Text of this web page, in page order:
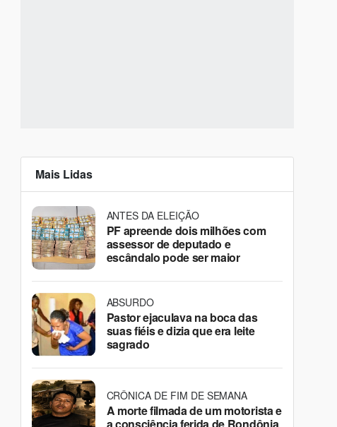
Mais Lidas
ANTES DA ELEIÇÃO
PF apreende dois milhões com
assessor de deputado e
escândalo pode ser maior
ABSURDO
Pastor ejaculava na boca das
suas fiéis e dizia que era leite
sagrado
CRÔNICA DE FIM DE SEMANA
A morte filmada de um motorista e